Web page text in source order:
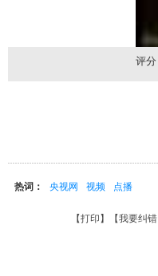
评分
热词： 央视网 视频 点播
【打印 】【我要纠错